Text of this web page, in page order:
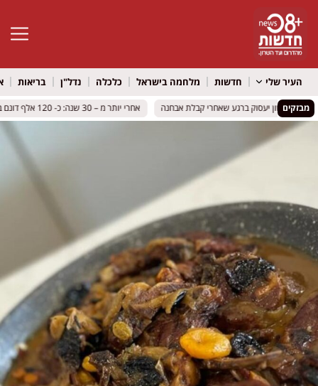
פתח
העיר שלי חדשות מלחמה בישראל כלכלה נדל"ן בריאות
מבזקיםיעסוק ברגע שאחרי קבלת אבחנה
יעסוק ברגע שאחרי קבלת אבחנה אחרי יותר מ – 30 שנה: כ- 120 אלף דונם במושבי הנגב יוסדרו – והדרך למיזם אגרו וולטאי נפתחת
אחרי יותר מ – 30 שנה: כ- 120 אלף דונם במושבי הנגב יוסדרו – והדרך למיזם אגרו וולטאי נפתחת